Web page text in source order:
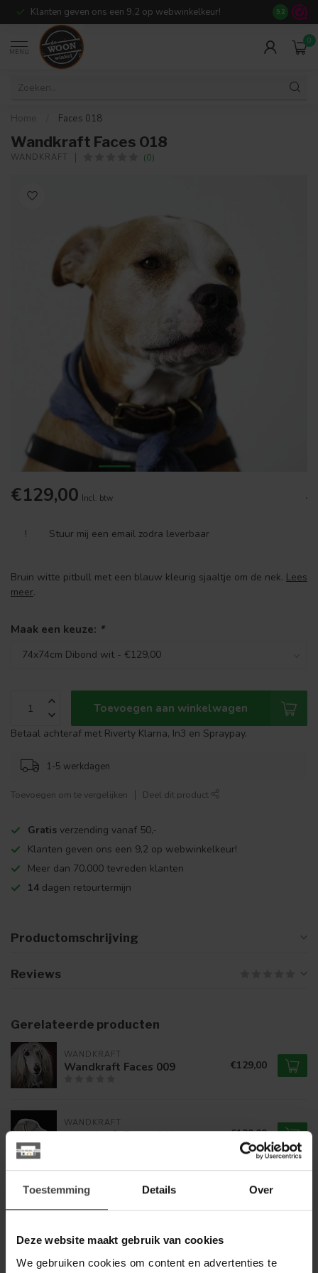
Toestemming Details Over
Deze website maakt gebruik van cookies
We gebruiken cookies om content en advertenties te
Klanten geven ons een 9,2 op webwinkelkeur! Meer dan
9.2
MENU
0
Home Faces 018
Wandkraft Faces 018
WANDKRAFT (0)
€129,00 Incl. btw .
! Stuur mij een email zodra leverbaar
Bruin witte pitbull met een blauw kleurig sjaaltje om de nek. Lees
meer.
Maak een keuze: *
Toevoegen aan winkelwagen
Betaal achteraf met Riverty Klarna, In3 en Spraypay.
1-5 werkdagen
Toevoegen om te vergelijken Deel dit product
Gratis verzending vanaf 50,-
Klanten geven ons een 9,2 op webwinkelkeur!
Meer dan 70.000 tevreden klanten
14 dagen retourtermijn
Productomschrijving
Reviews
Gerelateerde producten
WANDKRAFT
Wandkraft Faces 009 €129,00
WANDKRAFT
Wandkraft Faces 011 €129,00
WANDKRAFT
WANDKRAFT
€169,00